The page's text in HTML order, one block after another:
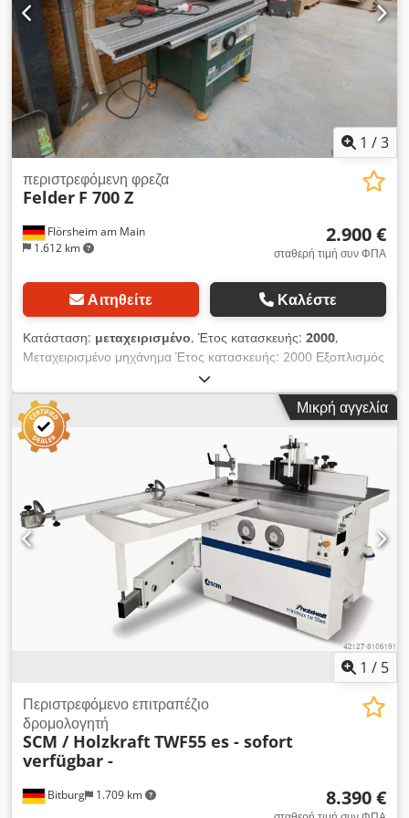
περιστρέφεται κατά 360° - Με επέκταση τραπεζιού και από τις
δύο πλευρές, με ανασυρόμενη βάση πλαισίου - Με τροφοδότη
με 4 κυλίνδρους Βάρος περίπου 900 kg Οι φωτογραφίες
δείχνουν το μηχάνημα σε μη ανακατασκευασμένη κατάσταση
Διαθεσιμότητα: περίπου 4 εβδομάδες μετά την ανάθεση
παραγγελίας Τοποθεσία αποθήκευσης: Flörsheim
1 /3
Flörsheim am Main
1.612 km
περιστρεφόμενη φρεζα
Felder F 700 Z
2.900 €
σταθερή τιμή συν ΦΠΑ
Αιτηθείτε Καλέστε
Κατάσταση: μεταχειρισμένο, Έτος κατασκευής: 2000,
Μεταχειρισμένο μηχάνημα Έτος κατασκευής: 2000 Εξοπλισμός
και τεχνικά δεδομένα: - Μονάδα φρεζαρίσματος, ύψος ατράκτου
ρυθμιζόμενο με χειροτροχό 0 - 125 mm - Περιστροφή ατράκτου
φρέζας έως 45° μέσω χειροτροχού - Ένδειξη μοίρας
περιστροφής με ψηφιακό ρολόι - Τραπέζι για καβίλια και
αυλάκωση Z - Ανοδιωμένο, μήκος τραπεζιού 1000 mm
Dwedpfjzk Nx Uex Al Soa - Παράλληλος οδηγός φρέζας 240 -
Οδηγοί παράλληλου 450 ALU ανοδιωμένοι - Με μηχανισμός
προώθησης 3 κυλίνδρων Διαθεσιμότητα: άμεσα διαθέσιμο
Τοποθεσία: 63934 Flörsheim
Μικρή αγγελία
1 / 5
Bitburg 1.709 km
Περιστρεφόμενο επιτραπέζιο
δρομολογητή
SCM / HolzkraftTWF55 es - sofort
verfügbar -
8.390 €